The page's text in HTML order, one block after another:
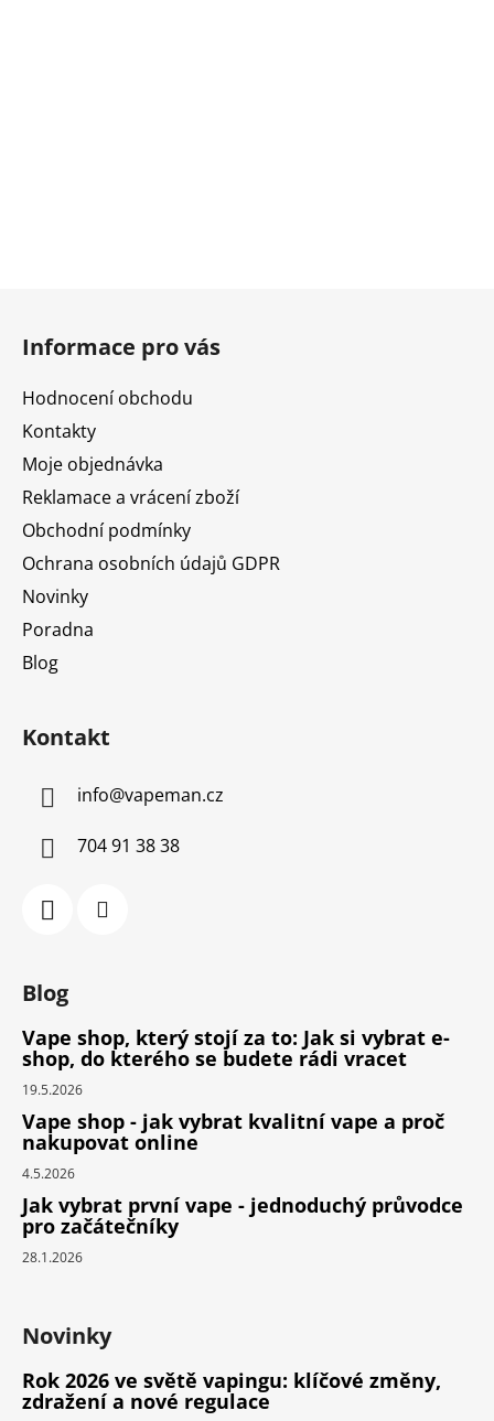
Informace pro vás
Hodnocení obchodu
Kontakty
Moje objednávka
Reklamace a vrácení zboží
Obchodní podmínky
Ochrana osobních údajů GDPR
Novinky
Poradna
Blog
Kontakt
info@vapeman.cz
704 91 38 38
Blog
Vape shop, který stojí za to: Jak si vybrat e-
shop, do kterého se budete rádi vracet
19.5.2026
Vape shop - jak vybrat kvalitní vape a proč
nakupovat online
4.5.2026
Jak vybrat první vape - jednoduchý průvodce
pro začátečníky
28.1.2026
Novinky
Rok 2026 ve světě vapingu: klíčové změny,
zdražení a nové regulace